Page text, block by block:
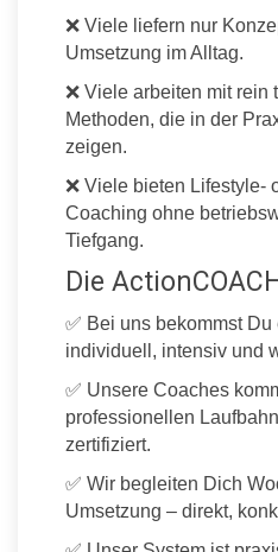
❌ Viele liefern nur
Umsetzung im Alltag.
❌ Viele arbeiten mit rein
Methoden, die in der
zeigen.
❌ Viele bieten Lifestyle-
Coaching ohne
Tiefgang.
Die
✅ Bei uns bekommst
individuell, intensiv und
✅ Unsere Coaches
professionellen
zertifiziert.
✅ Wir begleiten Dich
Umsetzung – direkt,